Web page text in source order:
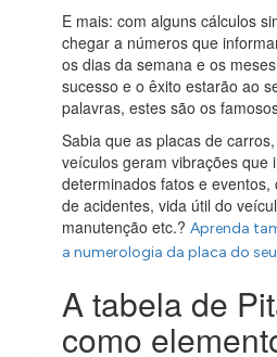
E mais: com alguns cálculos
chegar a números que
os dias da semana e os
sucesso e o êxito estarão ao
palavras, estes são os
Sabia que as placas de
veículos geram vibrações que
determinados fatos e
de acidentes, vida útil do
manutenção etc.?Aprenda
a numerologia da placa do
A tabela de
como